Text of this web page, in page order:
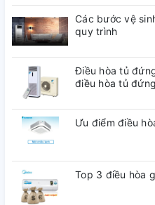
Tiết Kiệm Năng Lượng
Sau khi nhiệt độ phòng đạt
khiển biến tần sẽ điều chỉnh
thấp với điện năng tối thiểu
cho thấy máy Inverter tiết
vì máy không Inverter phải
lần để duy trì nhiệt độ
Máy điều hòa daikin inverter
sự thay đổi nhu cầu về tải
Các bước vệ
quy trình
Điều hòa tủ
điều hòa tủ
Ưu điểm điều
Top 3 điều hòa